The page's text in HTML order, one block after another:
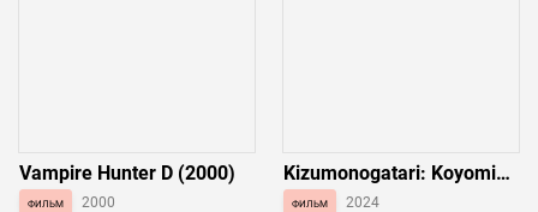
Vampire Hunter D (2000)
фильм 2000
Kizumonogatari: Koyomi
Vamp
фильм 2024